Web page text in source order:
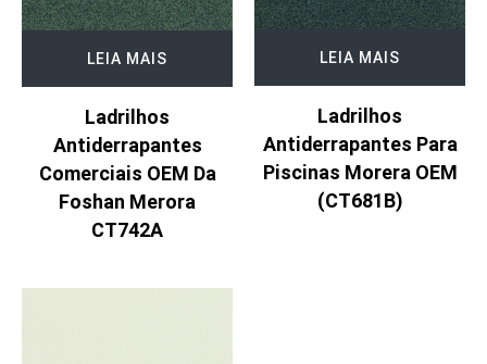
LEIA MAIS
Ladrilhos
Antiderrapantes
Comerciais OEM Da
Foshan Merora
CT742A
LEIA MAIS
Ladrilhos
Antiderrapantes Para
Piscinas Morera OEM
(CT681B)